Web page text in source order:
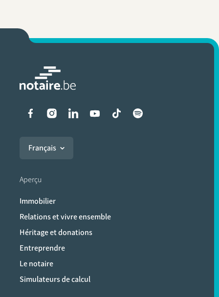
Liens vers les réseaux
Français
Aperçu
Immobilier
Relations et vivre ensemble
Héritage et donations
Entreprendre
Le notaire
Simulateurs de calcul